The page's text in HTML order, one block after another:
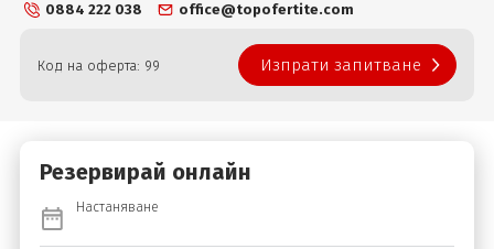
0884 222 038
office@topofertite.com
Код на оферта: 99 Изпрати запитване
Резервирай онлайн
Настаняване